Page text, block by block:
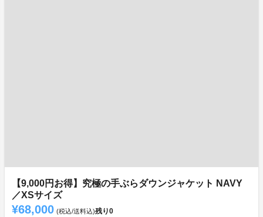
【9,000円お得】究極の手ぶらダウンジャケット NAVY
／XSサイズ
¥68,000 (税込/送料込)残り0